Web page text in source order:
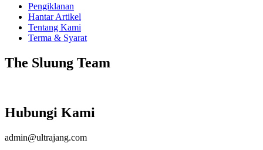
Pengiklanan
Hantar Artikel
Tentang Kami
Terma & Syarat
The Sluung Team
Hubungi Kami
admin@ultrajang.com